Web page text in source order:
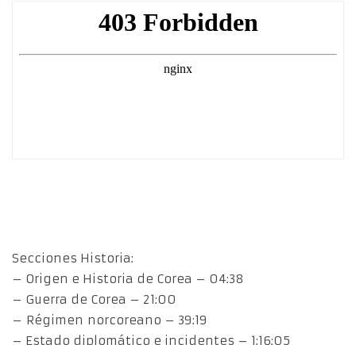
Secciones Historia:
– Origen e Historia de Corea – 04:38
– Guerra de Corea – 21:00
– Régimen norcoreano – 39:19
– Estado diplomático e incidentes – 1:16:05